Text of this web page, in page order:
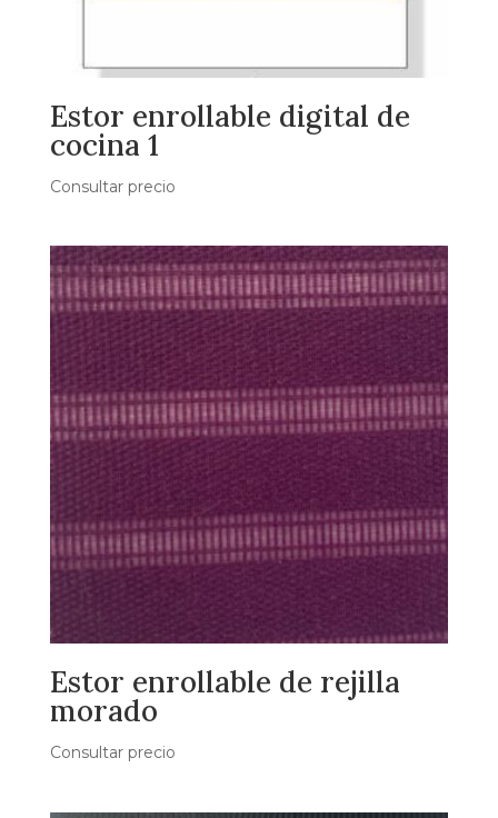
Estor enrollable digital de
cocina 1
Consultar precio
Estor enrollable de rejilla
morado
Consultar precio